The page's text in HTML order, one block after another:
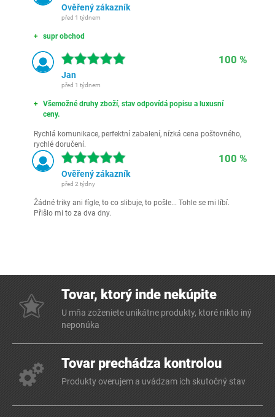
Ověřený zákazník
před 1 týdnem
supr obchod
100 %
Jan
před 1 týdnem
Všemožné druhy zboží, stav odpovídá popisu a luxusní
ceny.
Rychlá komunikace, perfektní zabalení, nízká cena poštovného,
rychlé doručení.
100 %
Ověřený zákazník
před 2 týdny
Žádné triky ani fígle, to co slibuje, to pošle... Tohle se mi líbí.
Přišlo mi to za dva dny.
Tovar, ktorý inde nekúpite
U mňa zoženiete unikátne produkty, ktoré nikto iný
neponúka
Tovar prechádza kontrolou
Produkty overujem a uvádzam ich skutočný stav